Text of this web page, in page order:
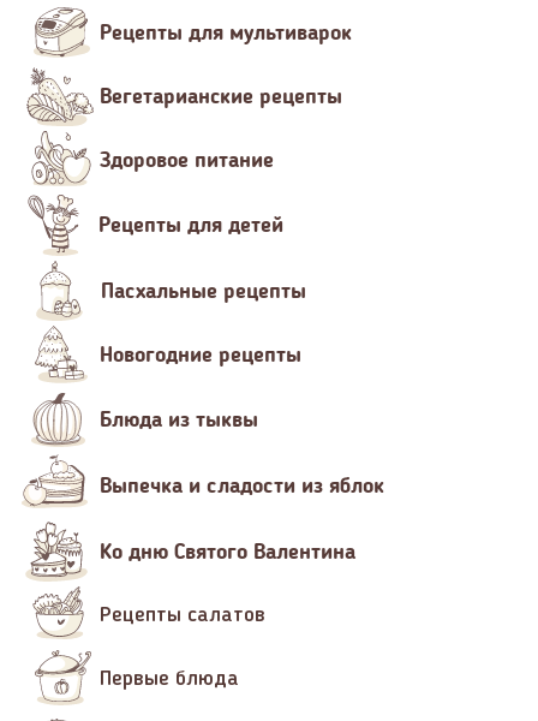
Рецепты для мультиварок
Вегетарианские рецепты
Здоровое питание
Рецепты для детей
Пасхальные рецепты
Новогодние рецепты
Блюда из тыквы
Выпечка и сладости из яблок
Ко дню Святого Валентина
Рецепты салатов
Первые блюда